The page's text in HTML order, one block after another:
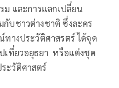
ม และการแลกเปลี่ยน
บชาวต่างชาติ ซึ่งละคร
ทางประวัติศาสรตร์ ได้จุด
เที่ยวอยุธยา หรือแต่งชุด
ะวัติศาสตร์